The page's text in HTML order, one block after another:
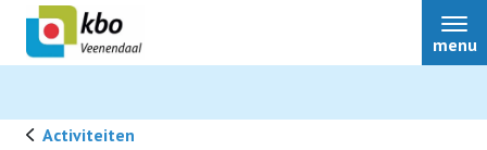
menu
Activiteiten